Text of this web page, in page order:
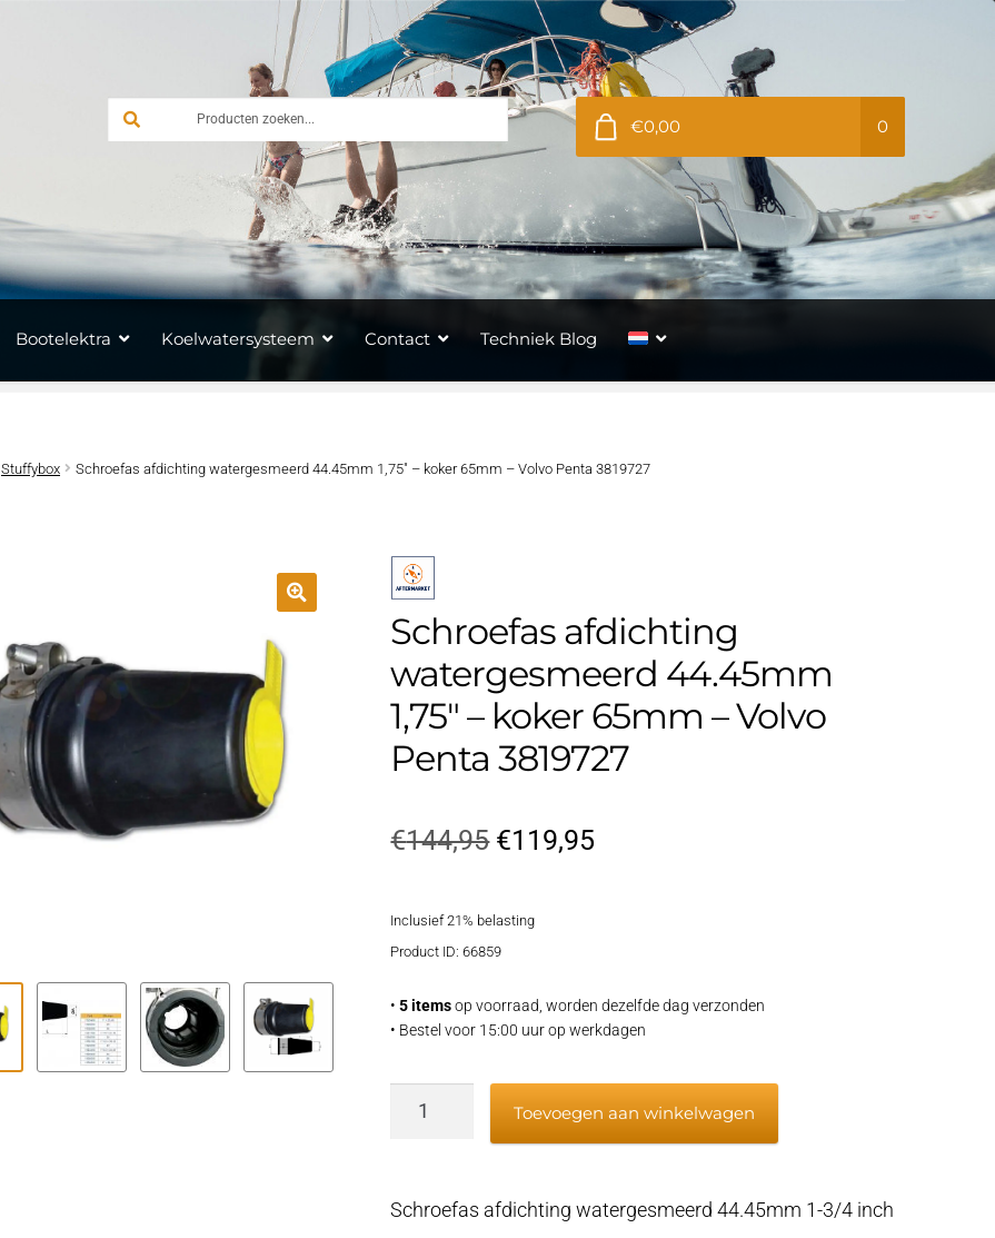
€0,00 0
Bootelektra Koelwatersysteem Contact Techniek Blog
Stuffybox Schroefas afdichting watergesmeerd 44.45mm 1,75″ – koker 65mm – Volvo Penta 3819727
Schroefas afdichting
watergesmeerd 44.45mm
1,75″ – koker 65mm – Volvo
Penta 3819727
€144,95 Oorspronkelijke
was:
€119,95
Inclusief 21% belasting
Product ID: 66859
•5 itemsop voorraad, worden dezelfde dag verzonden
• Bestel voor 15:00 uur op werkdagen
1,75"
Toevoegen aan winkelwagen
Schroefas afdichting watergesmeerd 44.45mm 1-3/4 inch